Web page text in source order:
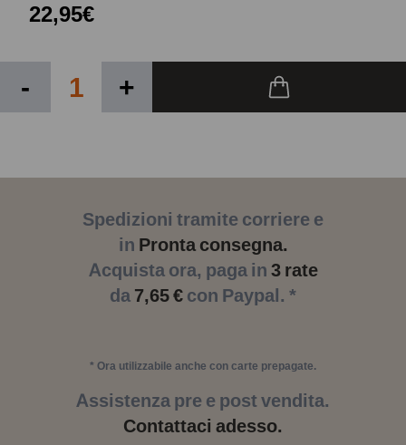
22,95€
- +
Spedizioni tramite corriere e
in Pronta consegna.
Acquista ora, paga in 3 rate
da 7,65 € con Paypal. *
* Ora utilizzabile anche con carte prepagate.
Assistenza pre e post vendita.
Contattaci adesso.